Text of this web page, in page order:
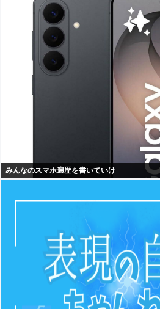
みんなのスマホ遍歴を書いていけ